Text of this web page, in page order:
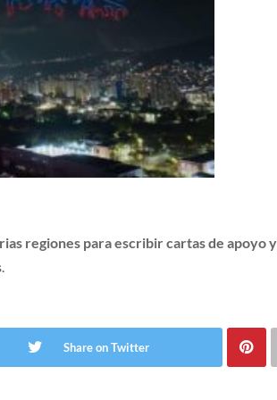
regiones para escribir cartas de apoyo y
.
Share on Twitter